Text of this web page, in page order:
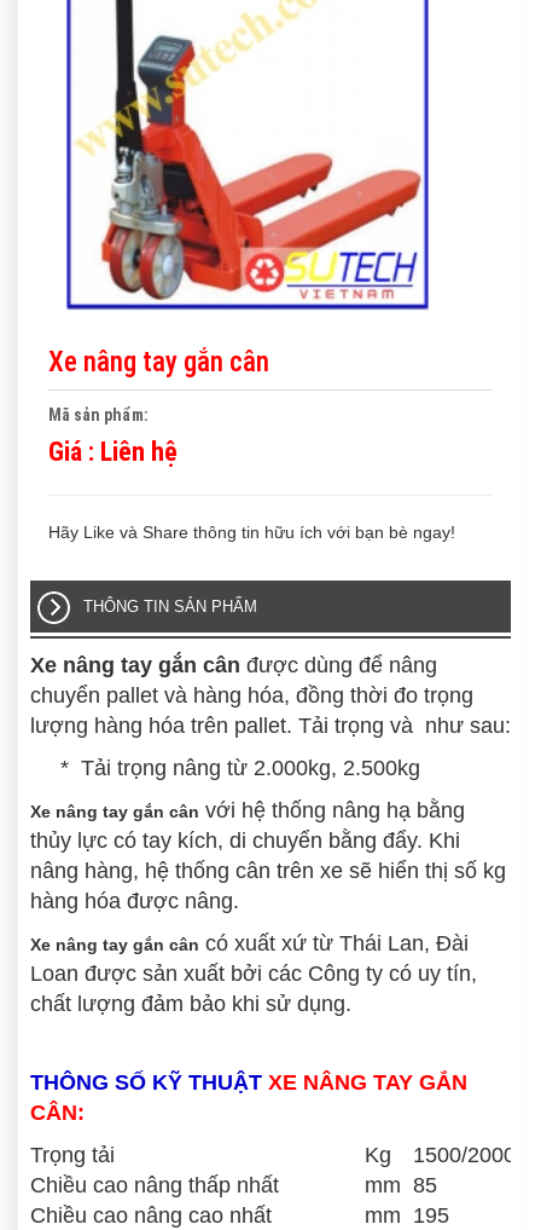
Xe nâng tay gắn cân
Mã sản phẩm:
Giá : Liên hệ
Hãy Like và Share thông tin hữu ích với bạn bè ngay!
THÔNG TIN SẢN PHẨM
Xe nâng tay gắn cân được dùng để nâng
chuyển pallet và hàng hóa, đồng thời đo trọng
lượng hàng hóa trên pallet. Tải trọng và như sau:
* Tải trọng nâng từ 2.000kg, 2.500kg
Xe nâng tay gắn cân với hệ thống nâng hạ bằng
thủy lực có tay kích, di chuyển bằng đẩy. Khi
nâng hàng, hệ thống cân trên xe sẽ hiển thị số kg
hàng hóa được nâng.
Xe nâng tay gắn cân có xuất xứ từ Thái Lan, Đài
Loan được sản xuất bởi các Công ty có uy tín,
chất lượng đảm bảo khi sử dụng.
THÔNG SỐ KỸ THUẬT XE NÂNG TAY GẮN
CÂN:
Trọng tải
Kg
1500/2000/
Chiều cao nâng thấp nhất
mm 85
Chiều cao nâng cao nhất
mm 195